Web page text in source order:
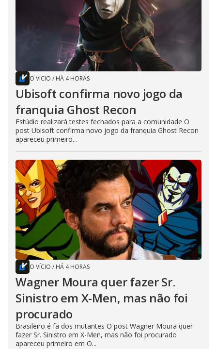
O VÍCIO / HÁ 4 HORAS
Ubisoft confirma novo jogo da
franquia Ghost Recon
Estúdio realizará testes fechados para a comunidade O
post Ubisoft confirma novo jogo da franquia Ghost Recon
apareceu primeiro...
O VÍCIO / HÁ 4 HORAS
Wagner Moura quer fazer Sr.
Sinistro em X-Men, mas não foi
procurado
Brasileiro é fã dos mutantes O post Wagner Moura quer
fazer Sr. Sinistro em X-Men, mas não foi procurado
apareceu primeiro em O...